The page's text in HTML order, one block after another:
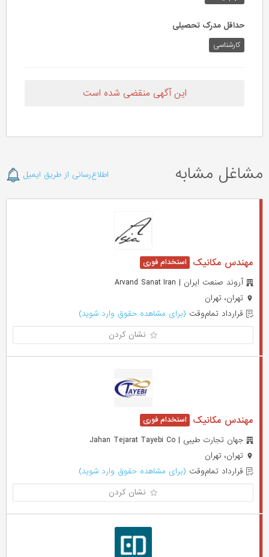
حداقل مدرک تحصیلی
کارشناسی
این آگهی منقضی شده است
مشاغل مشابه اطلاع‌رسانی از طریق ایمیل
مهندس مکانیک
آروند صنعت ایران | Arvand Sanat Iran
تهران، تهران
قرارداد تمام‌وقت (برای مشاهده حقوق وارد شوید)
نشان کردن
مهندس مکانیک
جهان تجارت طیبی | Jahan Tejarat Tayebi Co
تهران، تهران
قرارداد تمام‌وقت (برای مشاهده حقوق وارد شوید)
نشان کردن